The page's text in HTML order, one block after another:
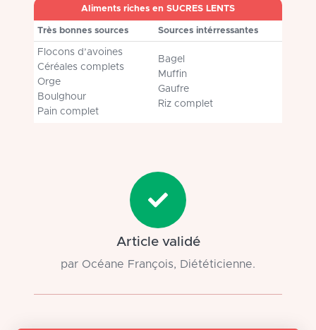
Aliments riches en SUCRES LENTS
Très bonnes sources Sources intérressantes
Flocons d’avoines
Céréales complets
Orge
Boulghour
Pain complet
Bagel
Muffin
Gaufre
Riz complet
Article validé
par Océane François, Diététicienne.